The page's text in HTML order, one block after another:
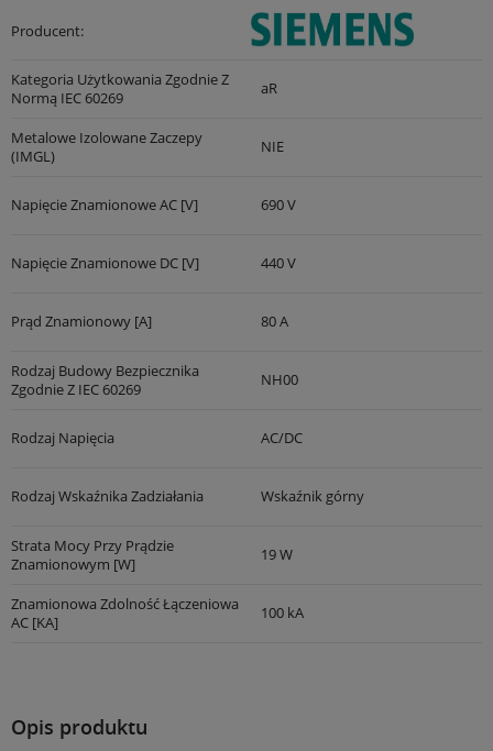
Producent:
Kategoria Użytkowania Zgodnie Z
Normą IEC 60269
aR
Metalowe Izolowane Zaczepy
(IMGL)
NIE
Napięcie Znamionowe AC [V] 690 V
Napięcie Znamionowe DC [V] 440 V
Prąd Znamionowy [A] 80 A
Rodzaj Budowy Bezpiecznika
Zgodnie Z IEC 60269
NH00
Rodzaj Napięcia AC/DC
Rodzaj Wskaźnika Zadziałania Wskaźnik górny
Strata Mocy Przy Prądzie
Znamionowym [W]
19 W
Znamionowa Zdolność Łączeniowa
AC [kA]
100 kA
Opis produktu